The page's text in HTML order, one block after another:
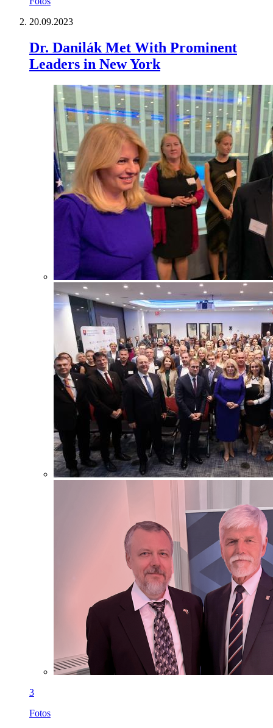
20.09.2023
Dr. Danilák Met With Prominent
Leaders in New York
3
Fotos